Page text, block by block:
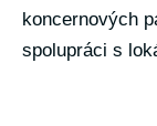
koncernových
spolupráci s